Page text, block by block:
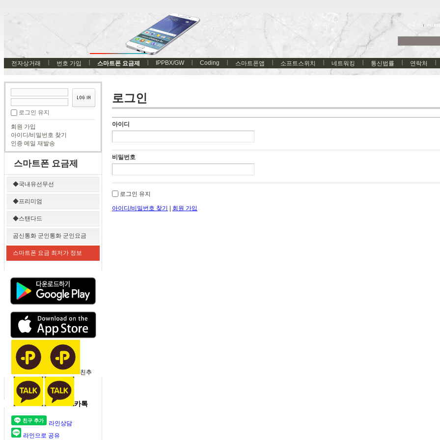
전자상거래 번호 가입 스마트폰 요금제 IPPBX/GW Coding 스마트폰앱 소프트스위치 네트워킹 통신법률 연락처
로그인 유지
회원 가입
아이디/비밀번호 찾기
인증 메일 재발송
스마트폰 요금제
◆국내유선무선
◆프리미엄
◆스탠다드
곰신통화 군인통화 군인요금
스마트폰 요금 최저가 정보
친추
카톡
라인상담
라인으로 공유
로그인
아이디
비밀번호
로그인 유지
아이디/비밀번호 찾기 회원 가입